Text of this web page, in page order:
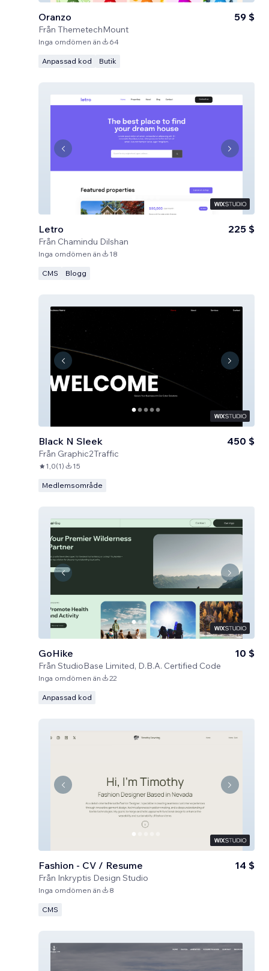
Oranzo
Från ThemetechMount
59 $
Inga omdömen än 64
Anpassad kod Butik
Letro
Från Chamindu Dilshan
225 $
Inga omdömen än 18
CMS Blogg
Black N Sleek
Från Graphic2Traffic
450 $
1,0(1) 15
Medlemsområde
GoHike
Från StudioBase Limited, D.B.A. Certified Code
10 $
Inga omdömen än 22
Anpassad kod
Fashion - CV / Resume
Från Inkryptis Design Studio
14 $
Inga omdömen än 8
CMS